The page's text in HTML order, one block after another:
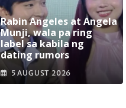
Rabin Angeles at Angela
Munji, wala pa ring
label sa kabila ng
dating rumors
5 AUGUST 2026